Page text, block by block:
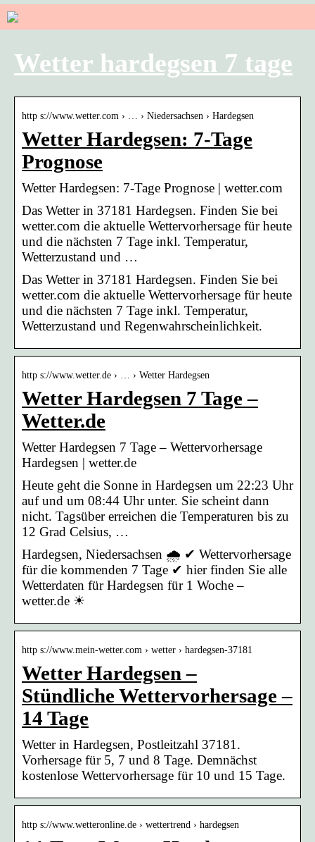
Wetter hardegsen 7 tage
http s://www.wetter.com › … › Niedersachsen › Hardegsen
Wetter Hardegsen: 7-Tage
Prognose
Wetter Hardegsen: 7-Tage Prognose | wetter.com
Das Wetter in 37181 Hardegsen. Finden Sie bei
wetter.com die aktuelle Wettervorhersage für heute
und die nächsten 7 Tage inkl. Temperatur,
Wetterzustand und …
Das Wetter in 37181 Hardegsen. Finden Sie bei
wetter.com die aktuelle Wettervorhersage für heute
und die nächsten 7 Tage inkl. Temperatur,
Wetterzustand und Regenwahrscheinlichkeit.
http s://www.wetter.de › … › Wetter Hardegsen
Wetter Hardegsen 7 Tage –
Wetter.de
Wetter Hardegsen 7 Tage – Wettervorhersage
Hardegsen | wetter.de
Heute geht die Sonne in Hardegsen um 22:23 Uhr
auf und um 08:44 Uhr unter. Sie scheint dann
nicht. Tagsüber erreichen die Temperaturen bis zu
12 Grad Celsius, …
Hardegsen, Niedersachsen 🌧️ ✔ Wettervorhersage
für die kommenden 7 Tage ✔ hier finden Sie alle
Wetterdaten für Hardegsen für 1 Woche –
wetter.de ☀
http s://www.mein-wetter.com › wetter › hardegsen-37181
Wetter Hardegsen –
Stündliche Wettervorhersage –
14 Tage
Wetter in Hardegsen, Postleitzahl 37181.
Vorhersage für 5, 7 und 8 Tage. Demnächst
kostenlose Wettervorhersage für 10 und 15 Tage.
http s://www.wetteronline.de › wettertrend › hardegsen